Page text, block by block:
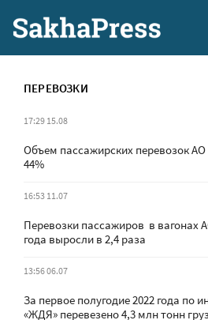
ПЕРЕВОЗКИ
17:29 15.08
Объем пассажирских перевозок
44%
16:53 11.07
Перевозки пассажиров в вагонах
года выросли в 2,4 раза
13:56 06.07
За первое полугодие 2022 года по
«ЖДЯ» перевезено 4,3 млн тонн